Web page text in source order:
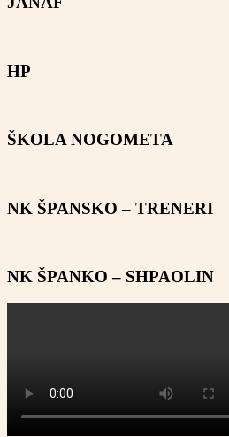
HP
ŠKOLA NOGOMETA
NK ŠPANSKO – TRENERI
NK ŠPANKO – SHPAOLIN